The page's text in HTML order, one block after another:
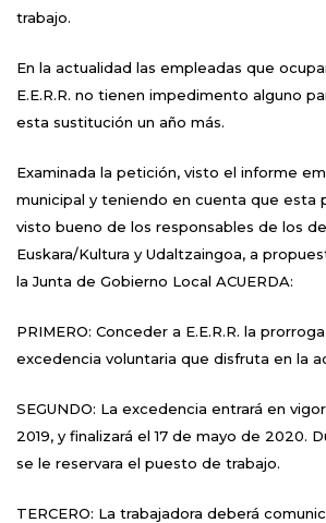
trabajo.
En la actualidad las empleadas que
E.E.R.R. no tienen impedimento alguno
esta sustitución un año más.
Examinada la petición, visto el informe
municipal y teniendo en cuenta que esta
visto bueno de los responsables de los
Euskara/Kultura y Udaltzaingoa, a
la Junta de Gobierno Local ACUERDA:
PRIMERO: Conceder a E.E.R.R. la
excedencia voluntaria que disfruta en la
SEGUNDO: La excedencia entrará en
2019, y finalizará el 17 de mayo de 2020.
se le reservara el puesto de trabajo.
TERCERO: La trabajadora deberá